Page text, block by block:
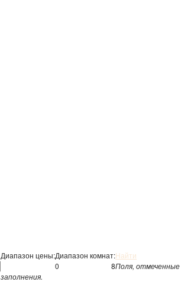
Диапазон цены:Диапазон комнат:
0
8
Найти
Поля, отмеченные
заполнения.